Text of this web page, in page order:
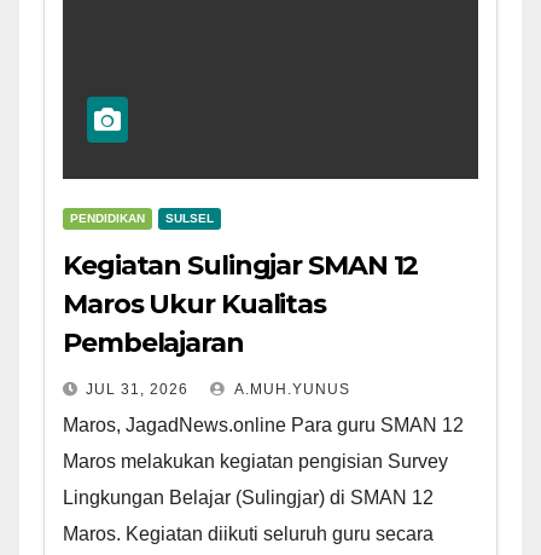
PENDIDIKAN SULSEL
Kegiatan Sulingjar SMAN 12
Maros Ukur Kualitas
Pembelajaran
JUL 31, 2026 A.MUH.YUNUS
Maros, JagadNews.online Para guru SMAN 12
Maros melakukan kegiatan pengisian Survey
Lingkungan Belajar (Sulingjar) di SMAN 12
Maros. Kegiatan diikuti seluruh guru secara